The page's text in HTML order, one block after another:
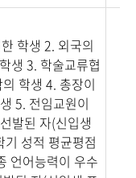
학생 2. 외국의
생 3. 학술교류협
학생 4. 총장이
5. 전임교원이
발된 자(신입생
성적 평균평점
언어능력이 우수